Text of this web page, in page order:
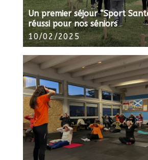
Un premier séjour “Sport
réussi pour nos séniors
10/02/2025